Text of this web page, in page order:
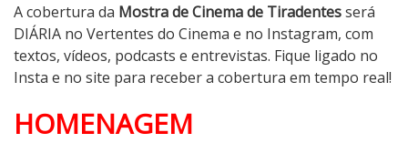
A cobertura da Mostra de Cinema de Tiradentesserá
DIÁRIA no Vertentes do Cinema e no Instagram, com
textos, vídeos, podcasts e entrevistas. Fique ligado no
Insta e no site para receber a cobertura em tempo real!
HOMENAGEM